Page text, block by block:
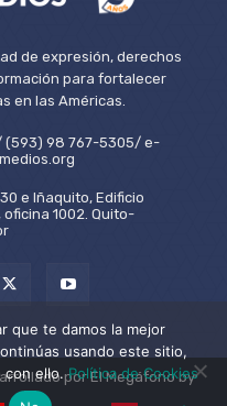
de expresión, derechos
para fortalecer
en las Américas.
(593) 98 767-5305/ e-
e Iñaquito, Edificio
oficina 1002. Quito-
por El Megáfono by
que te damos la mejor
usando este sitio,
con ello.Política de Cookies